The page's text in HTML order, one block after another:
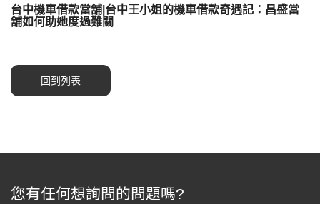
台中機車借款當舖|台中王小姐的機車借款奇遇記：昌盛當
舖如何助她度過難關
回到列表
您有任何想詢問的問題嗎?